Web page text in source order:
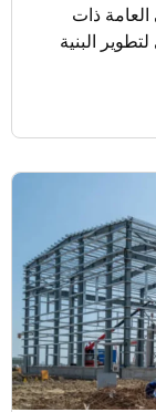
العامة ذات
البنية